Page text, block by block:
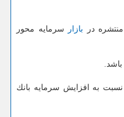
در بازار
سرمایه محور